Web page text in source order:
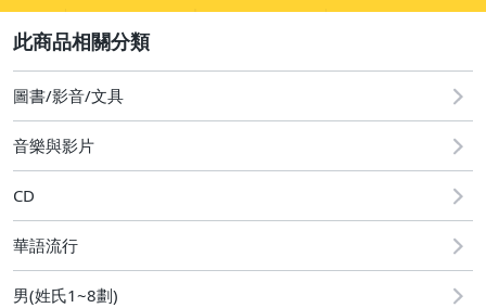
古董、藝術與礦石
手機、配件與通訊
美容保養與彩妝
電腦、平板與周邊
圖書/影音/文具
音樂與影片
CD
華語流行
男(姓氏1~8劃)